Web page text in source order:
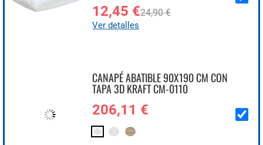
12,45 €24,90 €
Ver detalles
CANAPÉ ABATIBLE 90X190 CM CON
TAPA 3D KRAFT CM-0110
206,11 €